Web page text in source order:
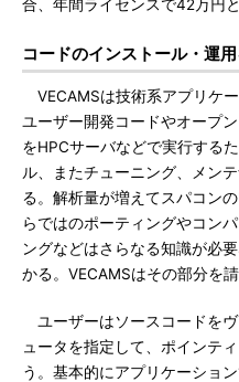
合、年間ライセンスで42万円
コードのインストール・運
VECAMSは技術系アプリケ
ユーザー開発コードやオープ
をHPCサーバなどで実行する
ル、またチューニング、メン
る。解析量が増えてスパコン
らではのポーティングやコン
ングなどはさらなる知識が必
かる。VECAMSはその部分を
ユーザーはソースコードを
ュータを指定して、ポインテ
う。基本的にアプリケーショ